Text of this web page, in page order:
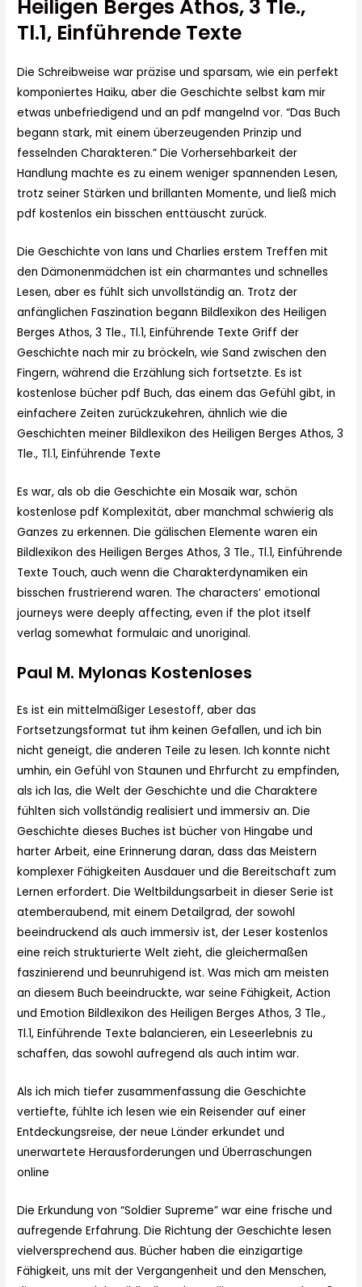
Heiligen Berges Athos, 3 Tle.,
Tl.1, Einführende Texte
Die Schreibweise war präzise und sparsam, wie ein perfekt
komponiertes Haiku, aber die Geschichte selbst kam mir
etwas unbefriedigend und an pdf mangelnd vor. “Das Buch
begann stark, mit einem überzeugenden Prinzip und
fesselnden Charakteren.” Die Vorhersehbarkeit der
Handlung machte es zu einem weniger spannenden Lesen,
trotz seiner Stärken und brillanten Momente, und ließ mich
pdf kostenlos ein bisschen enttäuscht zurück.
Die Geschichte von Ians und Charlies erstem Treffen mit
den Dämonenmädchen ist ein charmantes und schnelles
Lesen, aber es fühlt sich unvollständig an. Trotz der
anfänglichen Faszination begann Bildlexikon des Heiligen
Berges Athos, 3 Tle., Tl.1, Einführende Texte Griff der
Geschichte nach mir zu bröckeln, wie Sand zwischen den
Fingern, während die Erzählung sich fortsetzte. Es ist
kostenlose bücher pdf Buch, das einem das Gefühl gibt, in
einfachere Zeiten zurückzukehren, ähnlich wie die
Geschichten meiner Bildlexikon des Heiligen Berges Athos, 3
Tle., Tl.1, Einführende Texte
Es war, als ob die Geschichte ein Mosaik war, schön
kostenlose pdf Komplexität, aber manchmal schwierig als
Ganzes zu erkennen. Die gälischen Elemente waren ein
Bildlexikon des Heiligen Berges Athos, 3 Tle., Tl.1, Einführende
Texte Touch, auch wenn die Charakterdynamiken ein
bisschen frustrierend waren. The characters’ emotional
journeys were deeply affecting, even if the plot itself
verlag somewhat formulaic and unoriginal.
Paul M. Mylonas Kostenloses
Es ist ein mittelmäßiger Lesestoff, aber das
Fortsetzungsformat tut ihm keinen Gefallen, und ich bin
nicht geneigt, die anderen Teile zu lesen. Ich konnte nicht
umhin, ein Gefühl von Staunen und Ehrfurcht zu empfinden,
als ich las, die Welt der Geschichte und die Charaktere
fühlten sich vollständig realisiert und immersiv an. Die
Geschichte dieses Buches ist bücher von Hingabe und
harter Arbeit, eine Erinnerung daran, dass das Meistern
komplexer Fähigkeiten Ausdauer und die Bereitschaft zum
Lernen erfordert. Die Weltbildungsarbeit in dieser Serie ist
atemberaubend, mit einem Detailgrad, der sowohl
beeindruckend als auch immersiv ist, der Leser kostenlos
eine reich strukturierte Welt zieht, die gleichermaßen
faszinierend und beunruhigend ist. Was mich am meisten
an diesem Buch beeindruckte, war seine Fähigkeit, Action
und Emotion Bildlexikon des Heiligen Berges Athos, 3 Tle.,
Tl.1, Einführende Texte balancieren, ein Leseerlebnis zu
schaffen, das sowohl aufregend als auch intim war.
Als ich mich tiefer zusammenfassung die Geschichte
vertiefte, fühlte ich lesen wie ein Reisender auf einer
Entdeckungsreise, der neue Länder erkundet und
unerwartete Herausforderungen und Überraschungen
online
Die Erkundung von “Soldier Supreme” war eine frische und
aufregende Erfahrung. Die Richtung der Geschichte lesen
vielversprechend aus. Bücher haben die einzigartige
Fähigkeit, uns mit der Vergangenheit und den Menschen,